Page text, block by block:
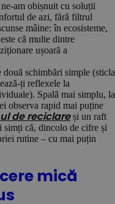
am obișnuit cu soluții
de azi, fără filtrul
mâine: în ecosisteme,
că multe dintre
ușoară a
schimbări simple (sticla
ți reflexele la
Spală mai simplu, la
observa rapid mai puține
de reciclareși un raft
simți că, dincolo de cifre și
rutine – cu mai puțin
mică